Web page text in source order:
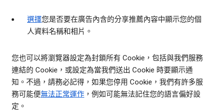
選擇您是否要在廣告內含的分享推薦內容中顯示您的個
人資料名稱和相片。
您也可以將瀏覽器設定為封鎖所有 Cookie，包括與我們服務
連結的 Cookie，或設定為當我們送出 Cookie 時要顯示通
知。不過，請務必記得，如果您停用 Cookie，我們有許多服
務可能便無法正常運作 ，例如可能無法記住您的語言偏好設
定。